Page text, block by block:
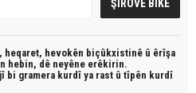
heqaret, hevokên biçûkxistinê û êrîşa
hebin, dê neyêne erêkirin.
bi gramera kurdî ya rast û tîpên kurdî